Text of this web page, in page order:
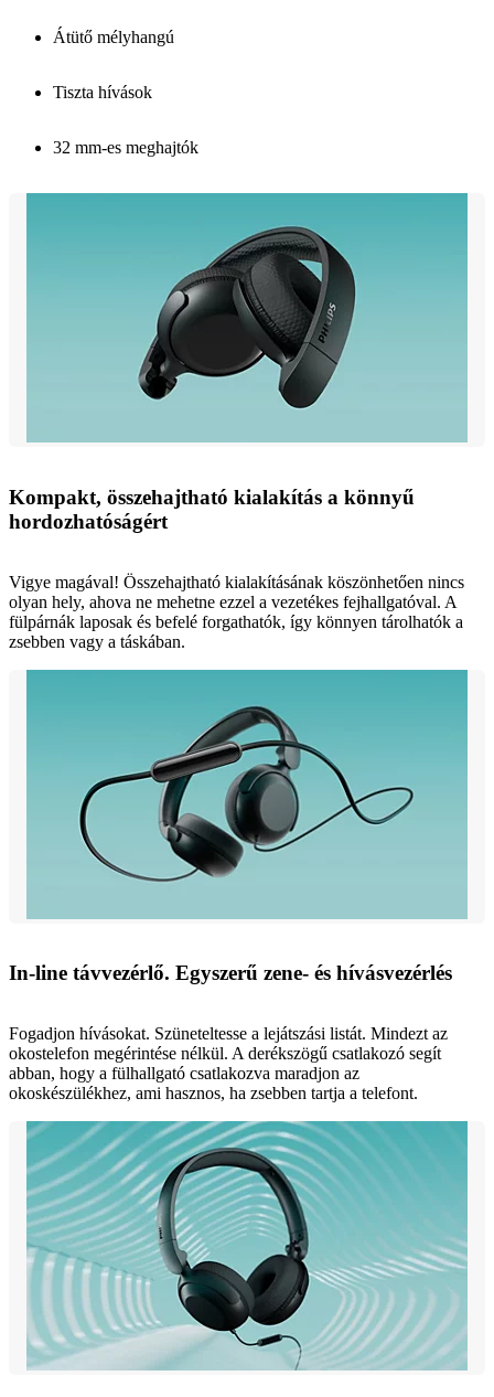
Átütő mélyhangú
Tiszta hívások
32 mm-es meghajtók
Kompakt, összehajtható kialakítás a könnyű
hordozhatóságért
Vigye magával! Összehajtható kialakításának köszönhetően nincs
olyan hely, ahova ne mehetne ezzel a vezetékes fejhallgatóval. A
fülpárnák laposak és befelé forgathatók, így könnyen tárolhatók a
zsebben vagy a táskában.
In-line távvezérlő. Egyszerű zene- és hívásvezérlés
Fogadjon hívásokat. Szüneteltesse a lejátszási listát. Mindezt az
okostelefon megérintése nélkül. A derékszögű csatlakozó segít
abban, hogy a fülhallgató csatlakozva maradjon az
okoskészülékhez, ami hasznos, ha zsebben tartja a telefont.